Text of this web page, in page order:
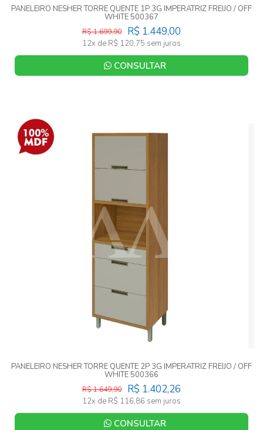
PANELEIRO NESHER TORRE QUENTE 1P 3G IMPERATRIZ FREIJO / OFF
WHITE 500367
R$ 1.449,00
R$ 1.699,90
12x de R$ 120,75 sem juros
CONSULTAR
PANELEIRO NESHER TORRE QUENTE 2P 3G IMPERATRIZ FREIJO / OFF
WHITE 500366
R$ 1.402,26
R$ 1.649,90
12x de R$ 116,86 sem juros
CONSULTAR